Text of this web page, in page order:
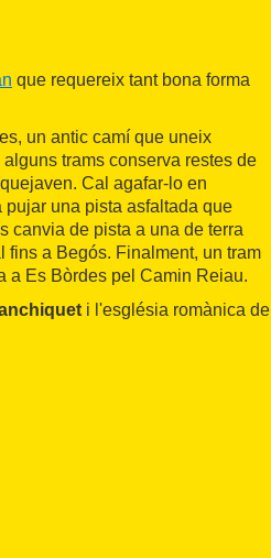
que requereix tant bona forma
un antic camí que uneix
alguns trams conserva restes de
Cal agafar-lo en
una pista asfaltada que
canvia de pista a una de terra
fins a Begós. Finalment, un tram
a Es Bòrdes pel Camin Reiau.
i l'església romànica de